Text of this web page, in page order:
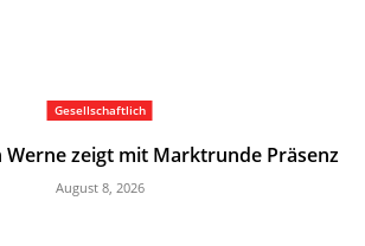
Gesellschaftlich
Werne zeigt mit Marktrunde Präsenz
August 8, 2026